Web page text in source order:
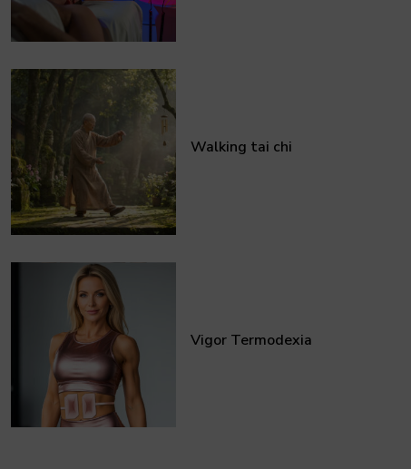
Walking tai chi
Vigor Termodexia